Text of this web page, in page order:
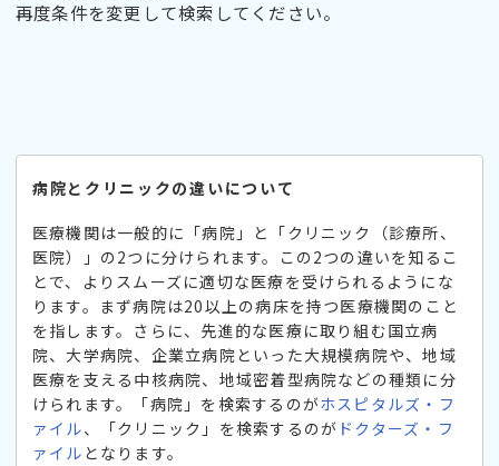
再度条件を変更して検索してください。
病院とクリニックの違いについて
医療機関は一般的に「病院」と「クリニック（診療所、
医院）」の2つに分けられます。この2つの違いを知るこ
とで、よりスムーズに適切な医療を受けられるようにな
ります。まず病院は20以上の病床を持つ医療機関のこと
を指します。さらに、先進的な医療に取り組む国立病
院、大学病院、企業立病院といった大規模病院や、地域
医療を支える中核病院、地域密着型病院などの種類に分
けられます。「病院」を検索するのがホスピタルズ・フ
ァイル、「クリニック」を検索するのが ドクターズ・フ
ァイル となります。